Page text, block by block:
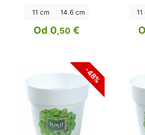
11 cm 14.6 cm
Od 0,50 €
11
-48%